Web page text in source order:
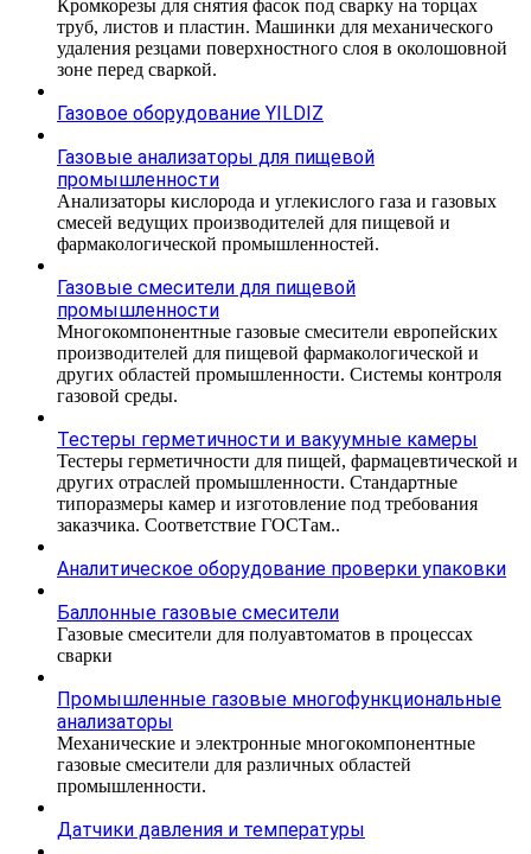
Кромкорезы для снятия фасок под сварку на торцах
труб, листов и пластин. Машинки для механического
удаления резцами поверхностного слоя в околошовной
зоне перед сваркой.
Газовое оборудование YILDIZ
Газовые анализаторы для пищевой
промышленности
Анализаторы кислорода и углекислого газа и газовых
смесей ведущих производителей для пищевой и
фармакологической промышленностей.
Газовые смесители для пищевой
промышленности
Многокомпонентные газовые смесители европейских
производителей для пищевой фармакологической и
других областей промышленности. Системы контроля
газовой среды.
Тестеры герметичности и вакуумные камеры
Тестеры герметичности для пищей, фармацевтической и
других отраслей промышленности. Стандартные
типоразмеры камер и изготовление под требования
заказчика. Соответствие ГОСТам..
Аналитическое оборудование проверки упаковки
Баллонные газовые смесители
Газовые смесители для полуавтоматов в процессах
сварки
Промышленные газовые многофункциональные
анализаторы
Механические и электронные многокомпонентные
газовые смесители для различных областей
промышленности.
Датчики давления и температуры